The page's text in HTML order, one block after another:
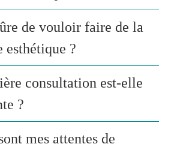
de vouloir faire de la
esthétique ?
consultation est-elle
?
mes attentes de